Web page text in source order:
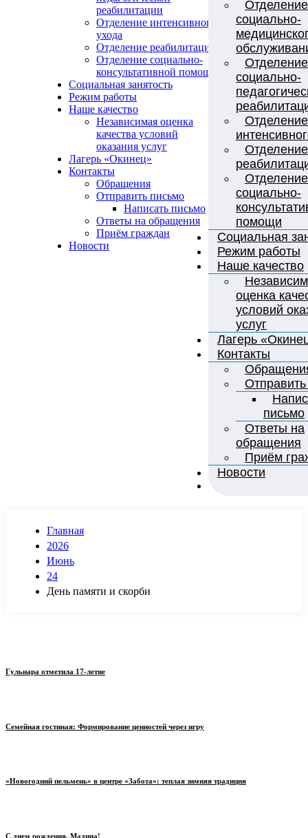
реабилитации
Отделение интенсивного
ухода
Отделение реабилитации
Отделение социально-
консультативной помощи
Социальная занятость
Режим работы
Наше качество
Независимая оценка
качества условий
оказания услуг
Лагерь «Окинец»
Контакты
Обращения
Отправить письмо
Написать письмо
Ответы на обращения
Приём граждан
Новости
Отделение
социально-
Отделение
социально-
Отделение
Отделение
Отделение
социально-
помощи
Социальная
Режим работы
Наше качество
оценка
условий
услуг
Лагерь
Контакты
письмо
Ответы на
обращения
Приём
Новости
Главная
2026
Июнь
24
День памяти и скорби
Гульнара отметила 17‑летие
Семейная гостиная: Формирование ценностей через игру
«Новогодний пельмень» в центре «Забота»: теплая зимняя традиция
С днем рождения, Мадина!